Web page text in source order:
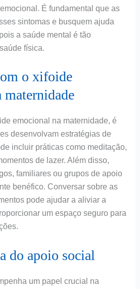
É fundamental que as
sintomas e busquem ajuda
a saúde mental é tão
física.
o xifoide
maternidade
emocional na maternidade, é
desenvolvam estratégias de
incluir práticas como meditação,
de lazer. Além disso,
familiares ou grupos de apoio
benéfico. Conversar sobre as
pode ajudar a aliviar a
um espaço seguro para
do apoio social
um papel crucial na